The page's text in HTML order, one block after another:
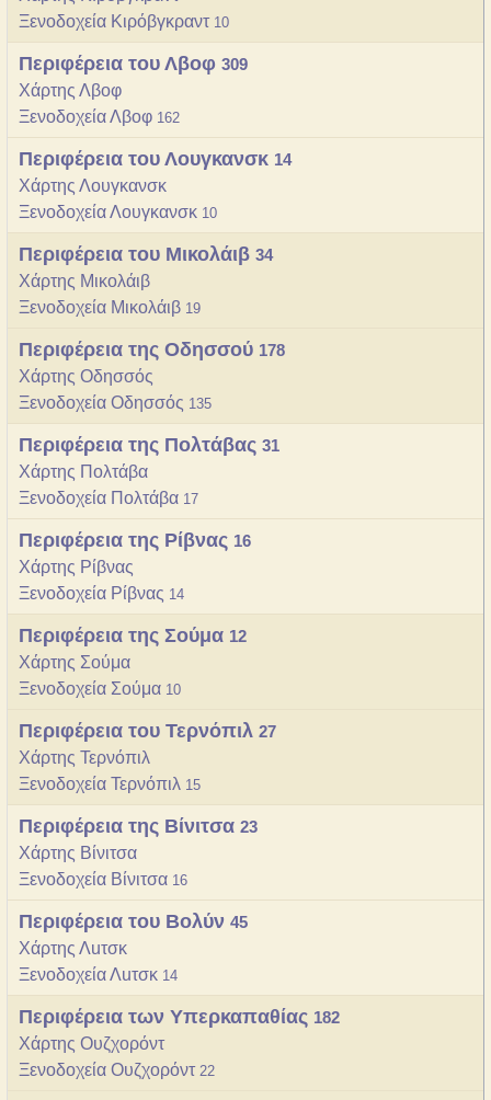
Ξενοδοχεία Κιρόβγκραντ 10
Περιφέρεια του Λβοφ 309
Χάρτης Λβοφ
Ξενοδοχεία Λβοφ 162
Περιφέρεια του Λουγκανσκ 14
Χάρτης Λουγκανσκ
Ξενοδοχεία Λουγκανσκ 10
Περιφέρεια του Μικολάιβ 34
Χάρτης Μικολάιβ
Ξενοδοχεία Μικολάιβ 19
Περιφέρεια της Οδησσού 178
Χάρτης Οδησσός
Ξενοδοχεία Οδησσός 135
Περιφέρεια της Πολτάβας 31
Χάρτης Πολτάβα
Ξενοδοχεία Πολτάβα 17
Περιφέρεια της Ρίβνας 16
Χάρτης Ρίβνας
Ξενοδοχεία Ρίβνας 14
Περιφέρεια της Σούμα 12
Χάρτης Σούμα
Ξενοδοχεία Σούμα 10
Περιφέρεια του Τερνόπιλ 27
Χάρτης Τερνόπιλ
Ξενοδοχεία Τερνόπιλ 15
Περιφέρεια της Βίνιτσα 23
Χάρτης Βίνιτσα
Ξενοδοχεία Βίνιτσα 16
Περιφέρεια του Βολύν 45
Χάρτης Λuτσκ
Ξενοδοχεία Λuτσκ 14
Περιφέρεια των Υπερκαπαθίας 182
Χάρτης Ουζχορόντ
Ξενοδοχεία Ουζχορόντ 22